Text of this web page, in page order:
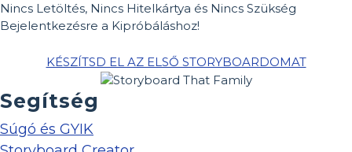
Nincs Letöltés, Nincs Hitelkártya és Nincs Szükség
Bejelentkezésre a Kipróbáláshoz!
KÉSZÍTSD EL AZ ELSŐ STORYBOARDOMAT
Segítség
Súgó és GYIK